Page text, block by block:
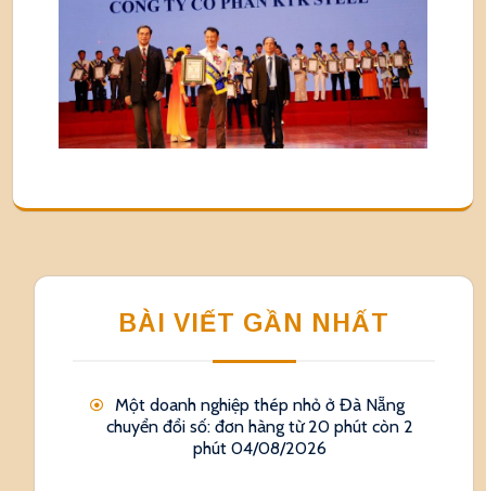
BÀI VIẾT GẦN NHẤT
Một doanh nghiệp thép nhỏ ở Đà Nẵng
chuyển đổi số: đơn hàng từ 20 phút còn 2
phút 04/08/2026